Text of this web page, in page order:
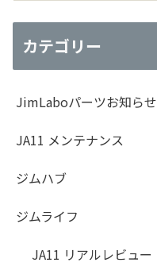
カテゴリー
JimLaboパーツお知らせ
JA11 メンテナンス
ジムハブ
ジムライフ
JA11 リアルレビュー